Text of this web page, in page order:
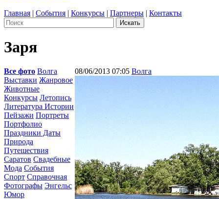
Главная | События | Конкурсы | Партнеры | Контакты
Заря
Все фото Волга
Выставки Жанровое
Животные
Конкурсы Летопись
Литература Истории
Пейзажи Портреты
Портфолио
Праздники Даты
Природа
Путешествия
Саратов Свадебные
Мода События
Спорт Справочная
Фотографы Энгельс
Юмор
08/06/2013 07:05 Волга